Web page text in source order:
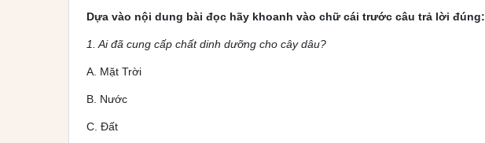
Dựa vào nội dung bài đọc hãy khoanh vào chữ cái trước câu trả lời đúng:
1. Ai đã cung cấp chất dinh dưỡng cho cây dâu?
A. Mặt Trời
B. Nước
C. Đất